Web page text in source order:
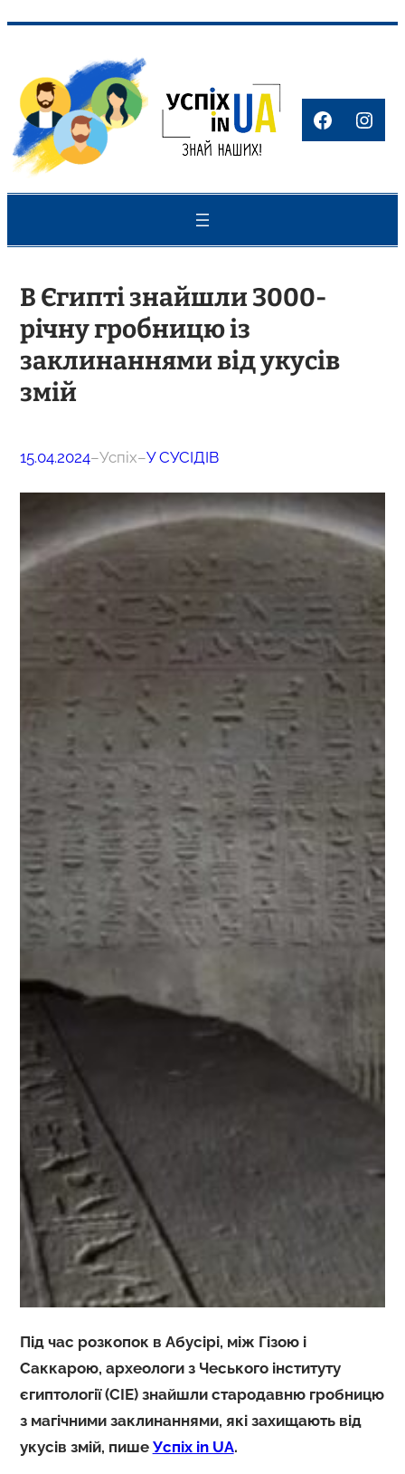
вмісту
В Єгипті знайшли 3000-
річну гробницю із
заклинаннями від укусів
змій
15.04.2024–Успіх–У СУСІДІВ
Під час розкопок в Абусірі, між Гізою і
Саккарою, археологи з Чеського інституту
єгиптології (CIE) знайшли стародавню гробницю
з магічними заклинаннями, які захищають від
укусів змій, пише Успіх in UA.